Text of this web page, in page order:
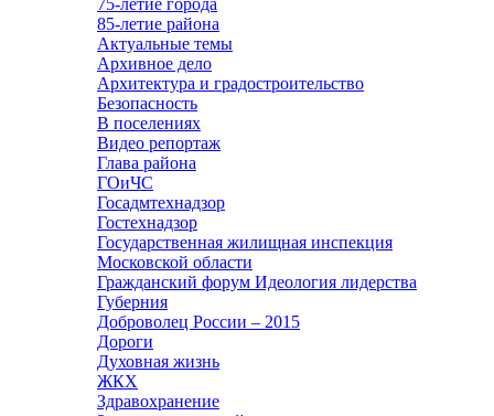
75-летие города
85-летие района
Актуальные темы
Архивное дело
Архитектура и градостроительство
Безопасность
В поселениях
Видео репортаж
Глава района
ГОиЧС
Госадмтехнадзор
Гостехнадзор
Государственная жилищная инспекция
Московской области
Гражданский форум Идеология лидерства
Губерния
Доброволец России – 2015
Дороги
Духовная жизнь
ЖКХ
Здравохранение